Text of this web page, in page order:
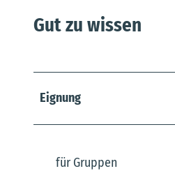
Gut zu wissen
Eignung
für Gruppen